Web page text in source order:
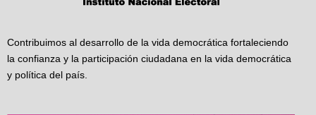
Contribuimos al desarrollo de la vida democrática fortaleciendo
la confianza y la participación ciudadana en la vida democrática
y política del país.